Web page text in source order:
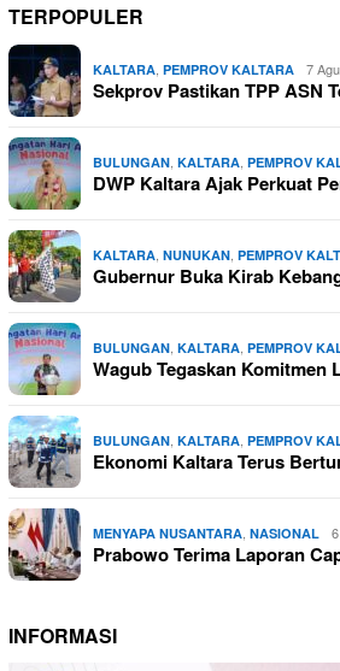
TERPOPULER
KALTARA PEMPROV KALTARA 7
Sekprov Pastikan TPP ASN
BULUNGAN KALTARA PEMPROV
DWP Kaltara Ajak Perkuat
KALTARA NUNUKAN PEMPROV
Gubernur Buka Kirab
BULUNGAN KALTARA PEMPROV
Wagub Tegaskan
BULUNGAN KALTARA PEMPROV
Ekonomi Kaltara Terus
MENYAPA NUSANTARA NASIONAL
Prabowo Terima Laporan
INFORMASI